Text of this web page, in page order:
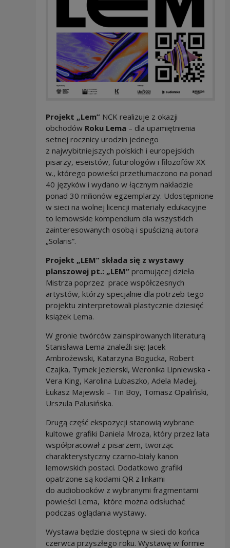
Projekt „Lem” NCK realizuje z okazji
obchodów Roku Lema– dla upamiętnienia
setnej rocznicy urodzin jednego
z najwybitniejszych polskich i europejskich
pisarzy, eseistów, futurologów i filozofów XX
w., którego powieści przetłumaczono na ponad
40 języków i wydano w łącznym nakładzie
ponad 30 milionów egzemplarzy. Udostępnione
w sieci na wolnej licencji materiały edukacyjne
to lemowskie kompendium dla wszystkich
zainteresowanych osobą i spuścizną autora
„Solaris”.
Projekt „LEM” składa się z wystawy
planszowej pt.: „LEM”promującej dzieła
Mistrza poprzez prace współczesnych
artystów, którzy specjalnie dla potrzeb tego
projektu zinterpretowali plastycznie dziesięć
książek Lema.
W gronie twórców zainspirowanych literaturą
Stanisława Lema znaleźli się: Jacek
Ambrożewski, Katarzyna Bogucka, Robert
Czajka, Tymek Jezierski, Weronika Lipniewska -
Vera King, Karolina Lubaszko, Adela Madej,
Łukasz Majewski – Tin Boy, Tomasz Opaliński,
Urszula Palusińska.
Drugą część ekspozycji stanowią wybrane
kultowe grafiki Daniela Mroza, który przez lata
współpracował z pisarzem, tworząc
charakterystyczny czarno-biały kanon
lemowskich postaci. Dodatkowo grafiki
opatrzone są kodami QR z linkami
do audiobooków z wybranymi fragmentami
powieści Lema, które można odsłuchać
podczas oglądania wystawy.
Wystawa będzie dostępna w sieci do końca
czerwca przyszłego roku. Wystawę w formie